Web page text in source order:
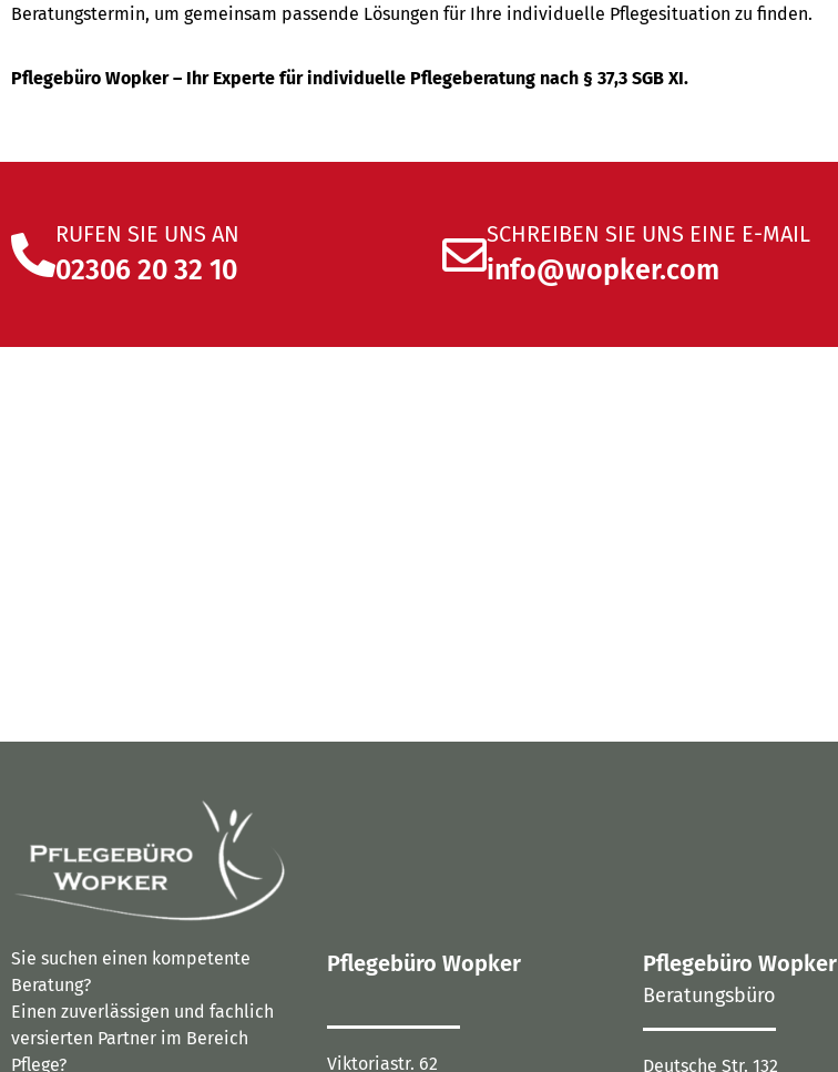
Beratungstermin, um gemeinsam passende Lösungen für Ihre individuelle Pflegesituation zu finden.
Pflegebüro Wopker – Ihr Experte für individuelle Pflegeberatung nach § 37,3 SGB XI.
RUFEN SIE UNS AN
02306 20 32 10
SCHREIBEN SIE UNS EINE E-MAIL
info@wopker.com
Sie suchen einen kompetente
Beratung?
Einen zuverlässigen und fachlich
versierten Partner im Bereich
Pflege?
Pflegebüro Wopker
Viktoriastr. 62
Pflegebüro Wopker
Beratungsbüro
Deutsche Str. 132